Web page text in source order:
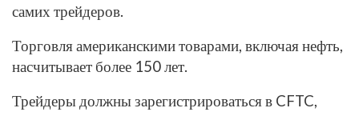
самих трейдеров.
Торговля американскими товарами, включая нефть,
насчитывает более 150 лет.
Трейдеры должны зарегистрироваться в CFTC,